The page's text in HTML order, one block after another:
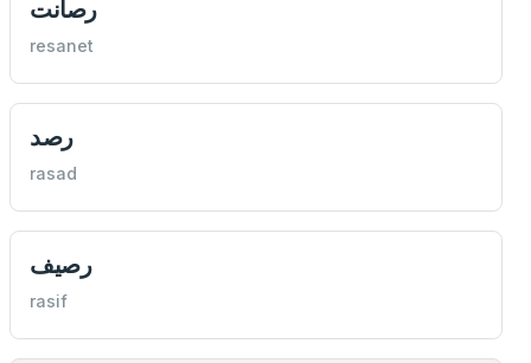
رصانت
resanet
رصد
rasad
رصیف
rasif